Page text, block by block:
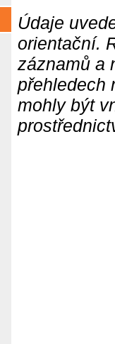
Údaje
orientační.
záznamů a
přehledech
mohly být